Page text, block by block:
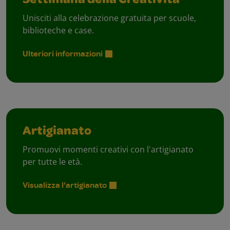
Unisciti alla celebrazione gratuita per scuole,
biblioteche e case.
Ulteriori informazioni
Artigianato
Promuovi momenti creativi con l'artigianato
per tutte le età.
Visualizza l'artigianato